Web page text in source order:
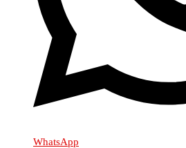
WhatsApp